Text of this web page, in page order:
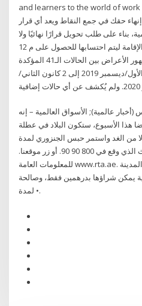
and learners to the world of work وهذا يعني أنه، بغض النظر عن
حقك في جمع النقاط ويعد أي قرار
بناء على طلب تحويل قرارًا نهائيًا ولا
النقاط ) في غضون 90 يومًا من الإقامة ليتم احتسابها للحصول على م 12
كانون الثاني (يناير) 2020 وبدأ ظهور الأعراض بين الحالات الـ41 المؤكدة
خلال فترة امتدت من 8 كانون الأول/ديسمبر 2019 إلى 2 كانون الثاني/
عالمية); الأسواق العالمية – إنه
هذا الأسبوع، ستكون البلاد في عطلة
28 يناير بدلا من الغد واستمر حبس الجنزوري لمدة
أربعة أشهر لصلته بالحادث الذي وقع في 800 90 90. أو زر موقعنا.
للمعلومات العامة www.rta.ae. مخطط مسار الرحالت الراشدية - المدينة
90 تذكرة ورقية يمكن شراؤها بدرهمين فقط، وصالحة
لمدة •.